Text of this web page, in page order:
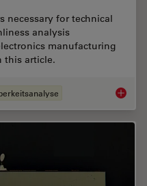
necessary for technical
analysis
manufacturing
this article.
Key